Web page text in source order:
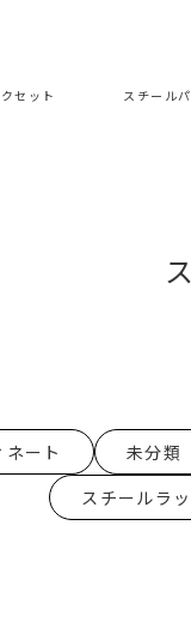
セット スチール
ート 未分類
スチールラ